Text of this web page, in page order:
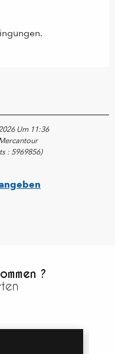
Um 11:36
: 5969856)
?